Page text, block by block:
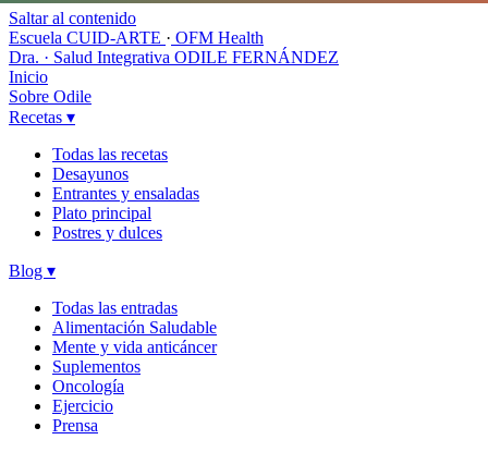
Saltar al contenido
Escuela CUID-ARTE · OFM Health
Dra. · Salud Integrativa ODILE FERNÁNDEZ
Inicio
Sobre Odile
Recetas ▾
Todas las recetas
Desayunos
Entrantes y ensaladas
Plato principal
Postres y dulces
Blog ▾
Todas las entradas
Alimentación Saludable
Mente y vida anticáncer
Suplementos
Oncología
Ejercicio
Prensa